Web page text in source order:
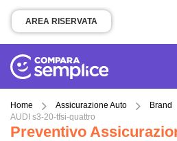
AREA RISERVATA
Home Assicurazione Auto Brand
AUDI s3-20-tfsi-quattro
Preventivo